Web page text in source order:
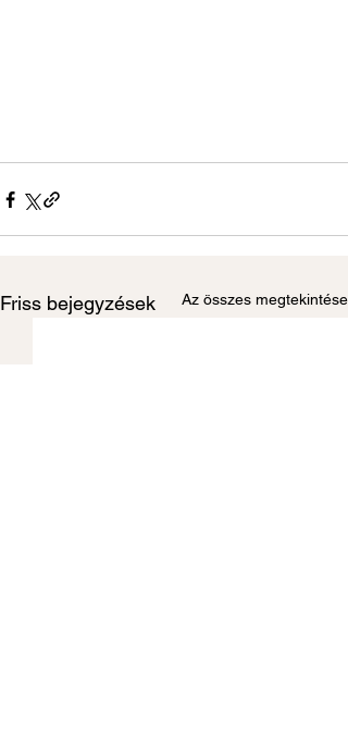
Friss bejegyzések Az összes megtekintése